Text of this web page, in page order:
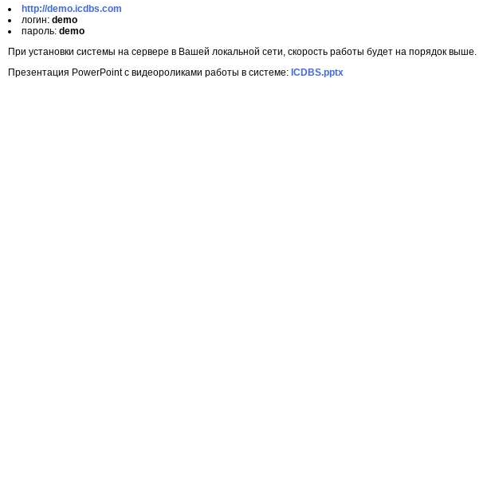
http://demo.icdbs.com
логин: demo
пароль: demo
При установки системы на сервере в Вашей локальной сети, скорость работы будет на порядок выше.
Презентация PowerPoint с видеороликами работы в системе: ICDBS.pptx